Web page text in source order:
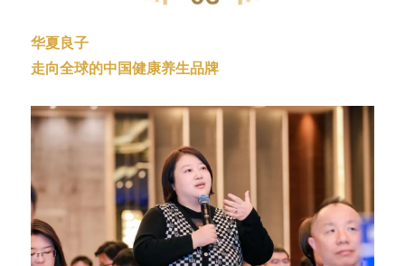
华夏良子
走向全球的中国健康养生品牌